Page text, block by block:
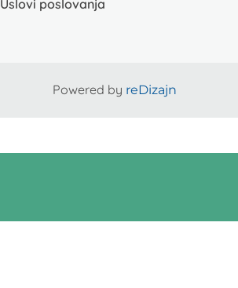
Uslovi poslovanja
Powered by reDizajn